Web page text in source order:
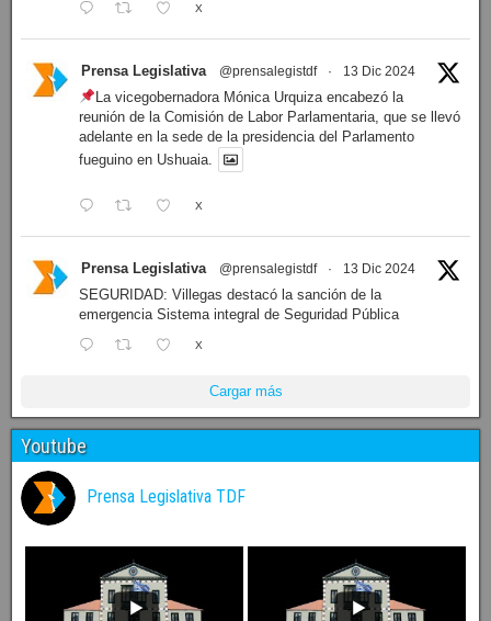
X
Prensa Legislativa @prensalegistdf · 13 Dic 2024
La vicegobernadora Mónica Urquiza encabezó la
reunión de la Comisión de Labor Parlamentaria, que se llevó
adelante en la sede de la presidencia del Parlamento
fueguino en Ushuaia.
X
Prensa Legislativa @prensalegistdf · 13 Dic 2024
SEGURIDAD: Villegas destacó la sanción de la
emergencia Sistema integral de Seguridad Pública
X
Cargar más
Youtube
Prensa Legislativa TDF